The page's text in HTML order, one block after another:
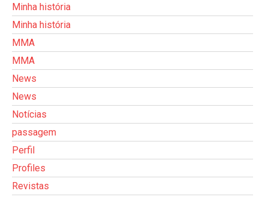
Minha história
Minha história
MMA
MMA
News
News
Notícias
passagem
Perfil
Profiles
Revistas